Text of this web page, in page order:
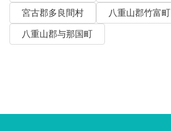
宮古郡多良間村
八重山郡竹富町
八重山郡与那国町